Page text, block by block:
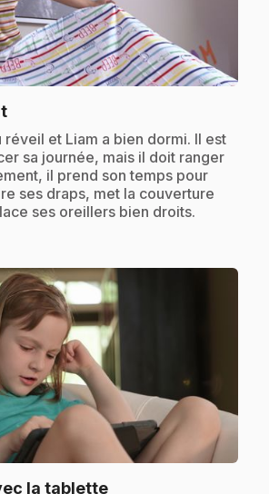
.
et Liam a bien dormi. Il est
sa journée, mais il doit ranger
il prend son temps pour
ses draps, met la couverture
ses oreillers bien droits.
la tablette.